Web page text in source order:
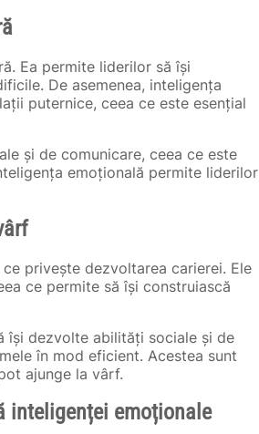
Ea permite liderilor să își
De asemenea, inteligența
puternice, ceea ce este esențial
și de comunicare, ceea ce este
emoțională permite liderilor
privește dezvoltarea carierei. Ele
ce permite să își construiască
își dezvolte abilități sociale și de
în mod eficient. Acestea sunt
ajunge la vârf.
inteligenței emoționale